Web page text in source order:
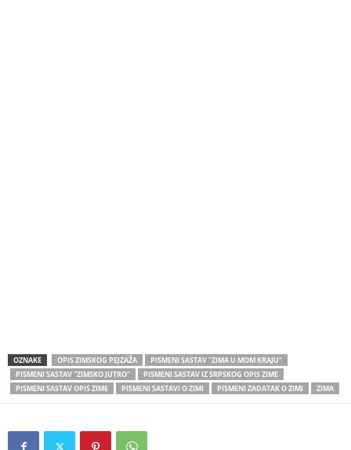
OZNAKE OPIS ZIMSKOG PEJZAŽA
PISMENI SASTAV "ZIMA U MOM KRAJU"
PISMENI SASTAV "ZIMSKO JUTRO"
PISMENI SASTAV IZ SRPSKOG OPIS ZIME
PISMENI SASTAV OPIS ZIME
PISMENI SASTAVI O ZIMI PISMENI ZADATAK O ZIMI ZIMA